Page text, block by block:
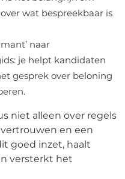
wat bespreekbaar is
naar
je helpt kandidaten
gesprek over beloning
niet alleen over regels
en een
goed inzet, haalt
versterkt het